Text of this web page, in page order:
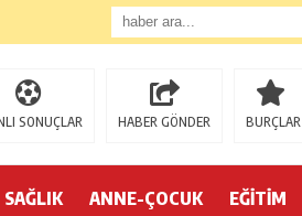
SONUÇLAR HABER GÖNDER BURÇLAR
SAĞLIK ANNE-ÇOCUK EĞİTİM